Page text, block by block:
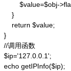
$value=$obj-
    }
    return $value;
}
//调用函数
$ip='127.0.0.1';
echo getIPInfo($ip);